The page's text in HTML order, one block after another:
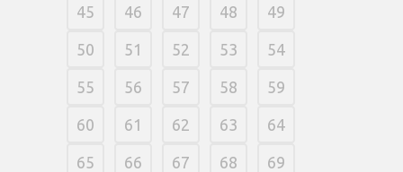
45 46 47 48 49
50 51 52 53 54
55 56 57 58 59
60 61 62 63 64
65 66 67 68 69